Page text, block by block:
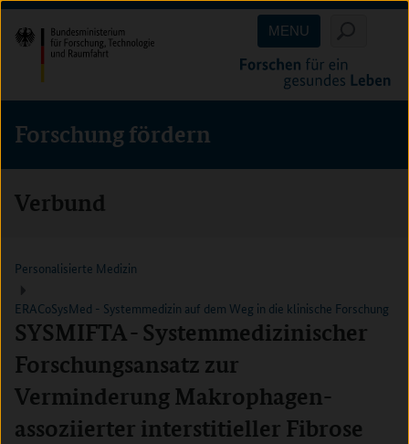
Direkt
zum
Inhalt
(Eingabetaste)
Direkt
zum
Hauptmenu
(Eingabetaste)
Direkt
zur
Suche
(Eingabetaste)
MENU
Forschung fördern
Verbund
Personalisierte Medizin
ERACoSysMed - Systemmedizin auf dem Weg in die klinische Forschung
SYSMIFTA - Systemmedizinischer
Forschungsansatz zur
Verminderung Makrophagen-
assoziierter interstitieller Fibrose